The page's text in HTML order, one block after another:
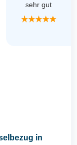
sehr gut
★★★★★
in